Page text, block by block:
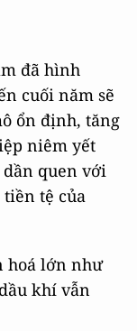
đã hình
cuối năm sẽ
ổn định, tăng
niêm yết
quen với
tệ của
hoá lớn như
khí vẫn